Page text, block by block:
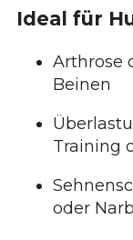
Ideal für
Arthrose
Beinen
Training
oder